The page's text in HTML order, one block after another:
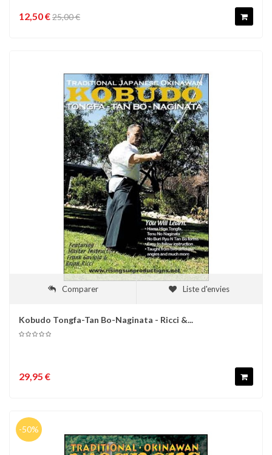
12,50 €25,00 €
Comparer Liste d'envies
Kobudo Tongfa-Tan Bo-Naginata - Ricci &...
29,95 €
-50%